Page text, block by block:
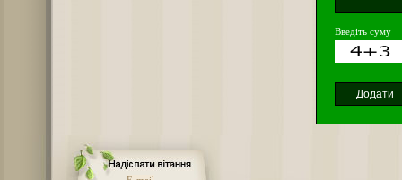
Введіть суму